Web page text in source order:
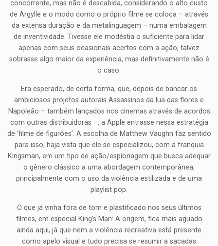
concorrente, mas não é descabida, considerando o alto custo
de Argylle e o modo como o próprio filme se coloca – através
da extensa duração e da metalinguagem – numa embalagem
de inventividade. Tivesse ele modéstia o suficiente para lidar
apenas com seus ocasionais acertos com a ação, talvez
sobrasse algo maior da experiência, mas definitivamente não é
o caso.
Era esperado, de certa forma, que, depois de bancar os
ambiciosos projetos autorais Assassinos da lua das flores e
Napoleão – também lançados nos cinemas através de acordos
com outras distribuidoras –, a Apple entrasse nessa estratégia
de ‘filme de figurões’. A escolha de Matthew Vaughn faz sentido
para isso, haja vista que ele se especializou, com a franquia
Kingsman, em um tipo de ação/espionagem que busca adequar
o gênero clássico a uma abordagem contemporânea,
principalmente com o uso da violência estilizada e de uma
playlist pop.
O que já vinha fora de tom e plastificado nos seus últimos
filmes, em especial King’s Man: A origem, fica mais aguado
ainda aqui, já que nem a violência recreativa está presente
como apelo visual e tudo precisa se resumir a sacadas